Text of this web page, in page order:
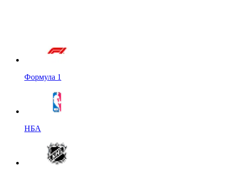
Формула 1
НБА